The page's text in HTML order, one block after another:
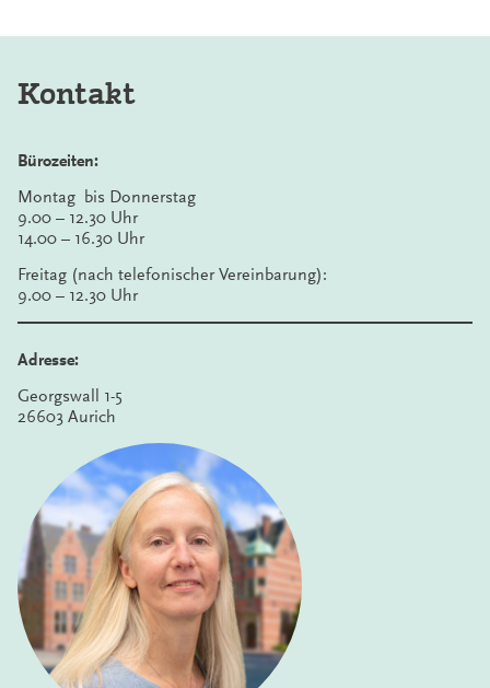
Kontakt
Bürozeiten:
Montag bis Donnerstag
9.00 – 12.30 Uhr
14.00 – 16.30 Uhr
Freitag (nach telefonischer Vereinbarung):
9.00 – 12.30 Uhr
Adresse:
Georgswall 1-5
26603 Aurich